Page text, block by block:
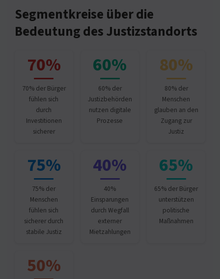
Segmentkreise über die
Bedeutung des Justizstandorts
70%
70% der Bürger
fühlen sich
durch
Investitionen
sicherer
60%
60% der
Justizbehörden
nutzen digitale
Prozesse
80%
80% der
Menschen
glauben an den
Zugang zur
Justiz
75%
75% der
Menschen
fühlen sich
sicherer durch
stabile Justiz
40%
40%
Einsparungen
durch Wegfall
externer
Mietzahlungen
65%
65% der Bürger
unterstützen
politische
Maßnahmen
50%